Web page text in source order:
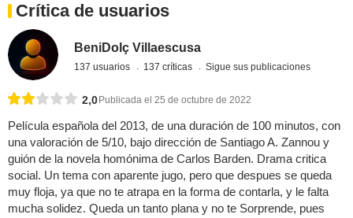
Crítica de usuarios
BeniDolç Villaescusa
137 usuarios 137 críticas Sigue sus publicaciones
2,0Publicada el 25 de octubre de 2022
Película española del 2013, de una duración de 100 minutos, con
una valoración de 5/10, bajo dirección de Santiago A. Zannou y
guión de la novela homónima de Carlos Barden. Drama critica
social. Un tema con aparente jugo, pero que despues se queda
muy floja, ya que no te atrapa en la forma de contarla, y le falta
mucha solidez. Queda un tanto plana y no te Sorprende, pues